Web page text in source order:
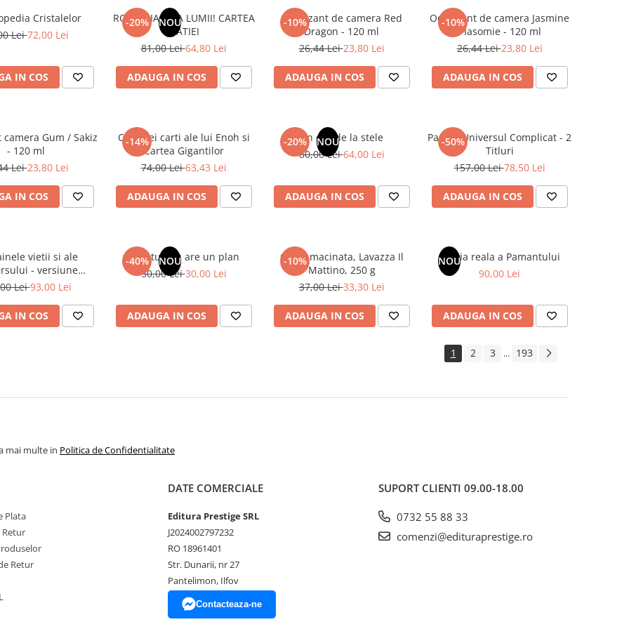
Cristalelor
Lei72,00 Lei
IN COS
-20% NOU
ROMANIA, AXA LUMII! CARTEA
NATIEI
81,00 Lei64,80 Lei
ADAUGA IN COS
-10%
Odorizant de camera Red
Dragon - 120 ml
26,44 Lei23,80 Lei
ADAUGA IN COS
-10%
Odorizant de camera Jasmine
/ Iasomie - 120 ml
26,44 Lei23,80 Lei
ADAUGA IN COS
Gum / Sakiz
- 120 ml
Lei23,80 Lei
IN COS
-14%
Cele trei carti ale lui Enoh si
Cartea Gigantilor
74,00 Lei63,43 Lei
ADAUGA IN COS
-20% NOU
Un dar de la stele
80,00 Lei64,00 Lei
ADAUGA IN COS
-50%
Pachet Universul Complicat - 2
Titluri
157,00 Lei78,50 Lei
ADAUGA IN COS
vietii si ale
- versiune
1939. Volumele I-
Lei93,00 Lei
IN COS
-40% NOU
Sufletul tau are un plan
50,00 Lei30,00 Lei
ADAUGA IN COS
-10%
Cafea macinata, Lavazza Il
Mattino, 250 g
37,00 Lei33,30 Lei
ADAUGA IN COS
NOU
Istoria reala a Pamantului
90,00 Lei
ADAUGA IN COS
1 2 3 ... 193
mai multe in Politica de Confidentialitate
Plata
Retur
Retur
DATE COMERCIALE
Editura Prestige SRL
J2024002797232
RO 18961401
Str. Dunarii, nr 27
Pantelimon, Ilfov
Contacteaza-ne
SUPORT CLIENTI 09.00-18.00
0732 55 88 33
comenzi@edituraprestige.ro